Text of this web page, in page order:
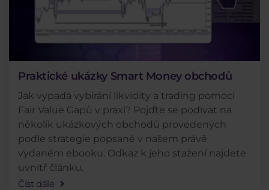
Praktické ukázky Smart Money obchodů
Jak vypadá vybírání likvidity a trading pomocí
Fair Value Gapů v praxi? Pojďte se podívat na
několik ukázkových obchodů provedených
podle strategie popsané v našem právě
vydaném ebooku. Odkaz k jeho stažení najdete
uvnitř článku.
Číst dále